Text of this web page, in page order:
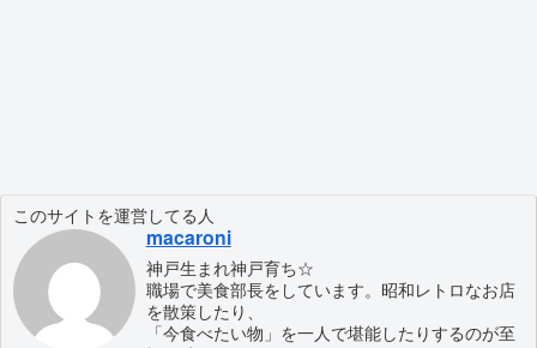
このサイトを運営してる人
macaroni
神戸生まれ神戸育ち☆
職場で美食部長をしています。昭和レトロなお店
を散策したり、
「今食べたい物」を一人で堪能したりするのが至